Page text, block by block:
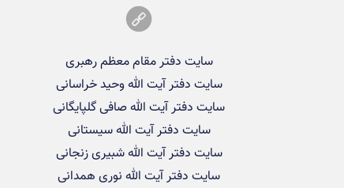
سایت دفتر مقام معظم رهبری
سایت دفتر آیت الله وحید خراسانی
سایت دفتر آیت الله صافی گلپایگانی
سایت دفتر آیت الله سیستانی
سایت دفتر آیت الله شبیری زنجانی
سایت دفتر آیت الله نوری همدانی